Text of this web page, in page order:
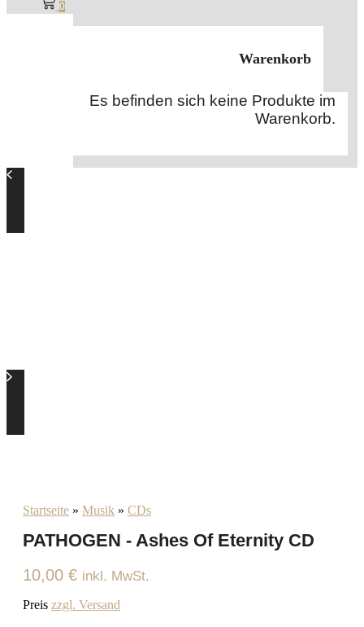
0
Warenkorb
Es befinden sich keine Produkte im
Warenkorb.
Startseite » Musik » CDs
PATHOGEN - Ashes Of Eternity CD
10,00 € inkl. MwSt.
Preis zzgl. Versand